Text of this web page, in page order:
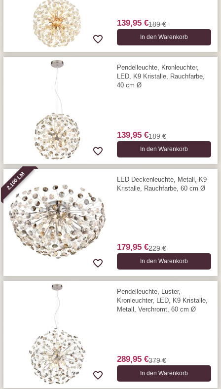
139,95 €189 €
In den Warenkorb
Pendelleuchte, Kronleuchter,
LED, K9 Kristalle, Rauchfarbe,
40 cm Ø
139,95 €189 €
In den Warenkorb
2.100 LM
LED Deckenleuchte, Metall, K9
Kristalle, Rauchfarbe, 60 cm Ø
179,95 €229 €
In den Warenkorb
Pendelleuchte, Luster,
Kronleuchter, LED, K9 Kristalle,
Metall, Verchromt, 60 cm Ø
289,95 €379 €
In den Warenkorb